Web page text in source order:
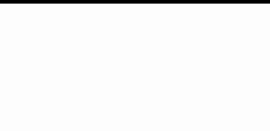
8.Да знаеш,че не всичко е SOLO PARA TI (само за теб).